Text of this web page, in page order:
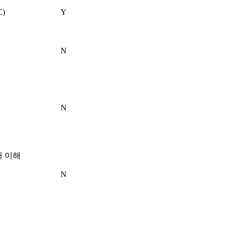
Y
N
N
이해
N